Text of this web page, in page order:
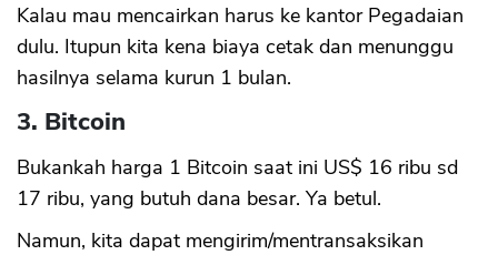
Kalau mau mencairkan harus ke kantor Pegadaian
dulu. Itupun kita kena biaya cetak dan menunggu
hasilnya selama kurun 1 bulan.
3. Bitcoin
Bukankah harga 1 Bitcoin saat ini US$ 16 ribu sd
17 ribu, yang butuh dana besar. Ya betul.
Namun, kita dapat mengirim/mentransaksikan